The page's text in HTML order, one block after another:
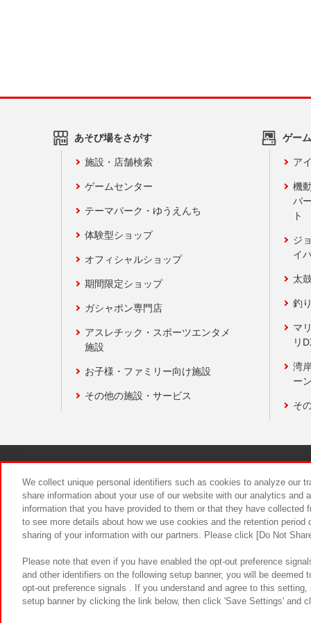
あそび場をさがす
施設・店舗検索
ゲームセンター
テーマパーク・ゆうえんち
体験型ショップ
オフィシャルショップ
期間限定ショップ
ガシャポン専門店
アスレチック・スポーツエンタメ
施設
お子様・ファミリー向け施設
その他の施設・サービス
ゲー
ア
機
バ
ト
ジ
イ
太
釣
マ
リ
湾
ー
そ
食品のご
We collect unique personal identifiers such as cookies to analyze our
share information about your use of our website with our analytics and
information that you have provided to them or that they have
to see more details about how we use cookies and the retention
sharing of your information with our partners. Please click [Do Not
Please note that even if you have enabled the opt-out preference
and other identifiers on the following setup banner, you will be
opt-out preference signals . If you understand and agree to this
setup banner by clicking the link below, then click 'Save Settings' and